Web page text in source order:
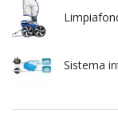
Sistema